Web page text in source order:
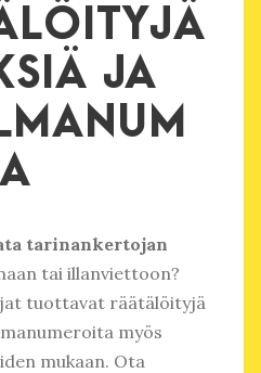
JA
tarinankertojan
tai illanviettoon?
tuottavat räätälöityjä
myös
mukaan. Ota